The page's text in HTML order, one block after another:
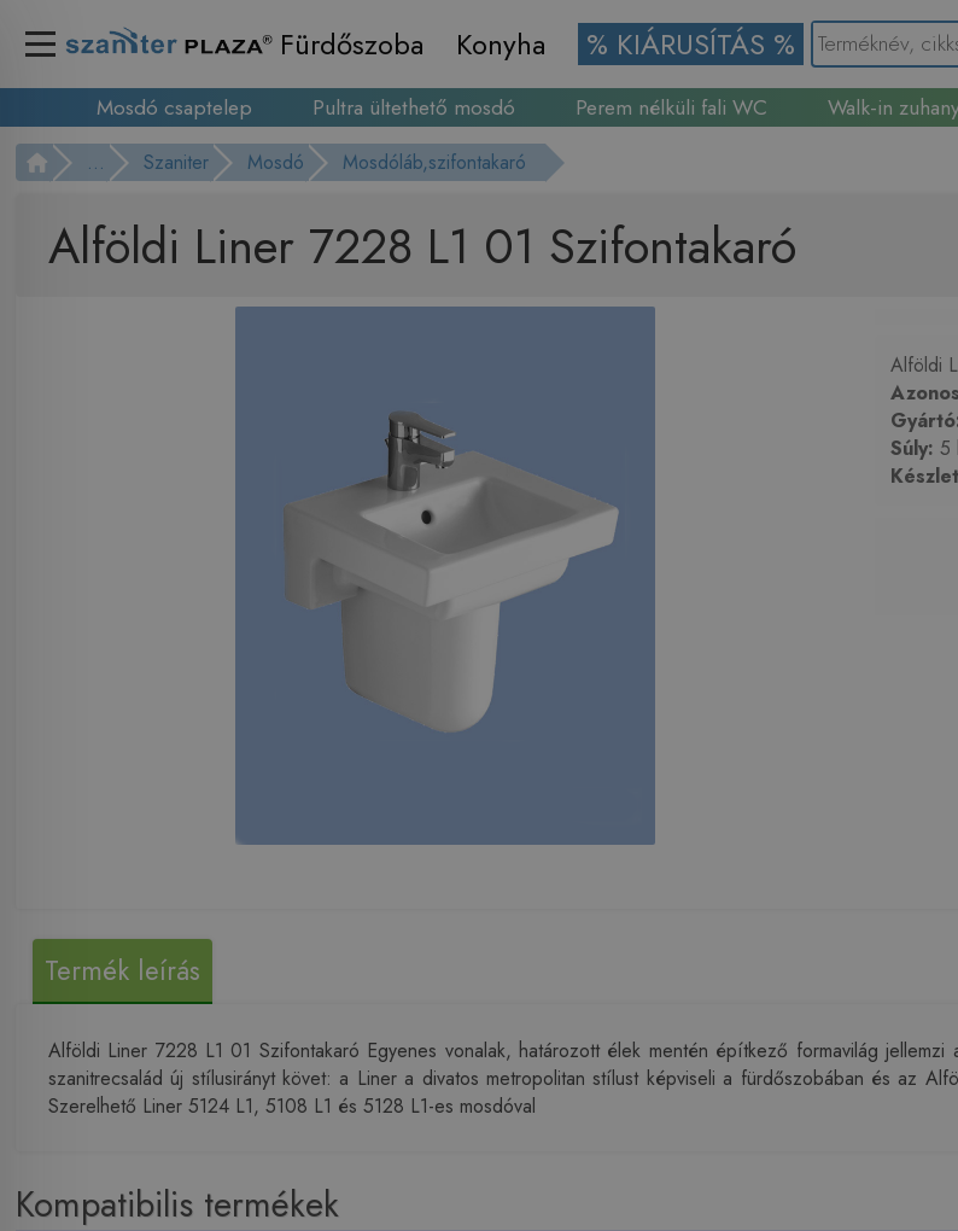
Fürdőszoba Konyha % KIÁRUSÍTÁS %
Mosdó csaptelep Pultra ültethető mosdó Perem nélküli fali WC Walk-in
... Szaniter Mosdó Mosdóláb,szifontakaró
Alföldi Liner 7228 L1 01 Szifontakaró
Alföldi
Súly: 5
Termék leírás
Alföldi Liner 7228 L1 01 Szifontakaró Egyenes vonalak, határozott élek mentén építkező formavilág
szanitrecsalád új stílusirányt követ: a Liner a divatos metropolitan stílust képviseli a fürdőszobában és az
Szerelhető Liner 5124 L1, 5108 L1 és 5128 L1-es mosdóval
Kompatibilis termékek